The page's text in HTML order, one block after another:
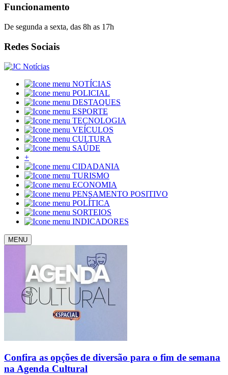
Funcionamento
De segunda a sexta, das 8h as 17h
Redes Sociais
NOTÍCIAS
POLICIAL
DESTAQUES
ESPORTE
TECNOLOGIA
VEÍCULOS
CULTURA
SAÚDE
+
CIDADANIA
TURISMO
ECONOMIA
PENSAMENTO POSITIVO
POLÍTICA
SORTEIOS
INDICADORES
MENU
Confira as opções de diversão para o fim de semana
na Agenda Cultural